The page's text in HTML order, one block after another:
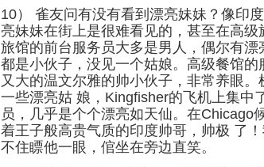
10） 雀友问有没有看到漂亮妹妹？像印
亮妹妹在街上是很难看见的，甚至在高级
旅馆的前台服务员大多是男人，偶尔有漂
都是小伙子，没见一个姑娘。高级餐馆的
又大的温文尔雅的帅小伙子，非常养眼
一些漂亮姑 娘，Kingfisher的飞机上集中
员，几乎是个个漂亮如天仙。在Chicago
着王子般高贵气质的印度帅哥，帅极 了
不住瞟他一眼，倌坐在旁边直笑。